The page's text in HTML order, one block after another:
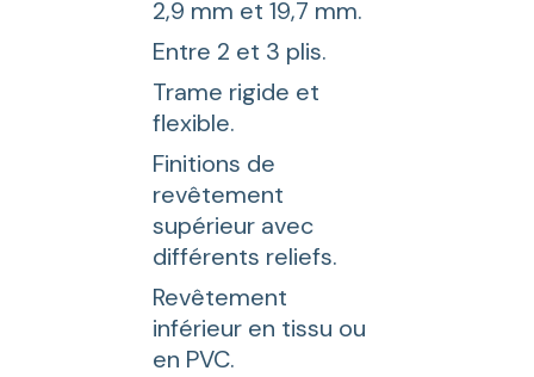
2,9 mm et 19,7 mm.
Entre 2 et 3 plis.
Trame rigide et
flexible.
Finitions de
revêtement
supérieur avec
différents reliefs.
Revêtement
inférieur en tissu ou
en PVC.